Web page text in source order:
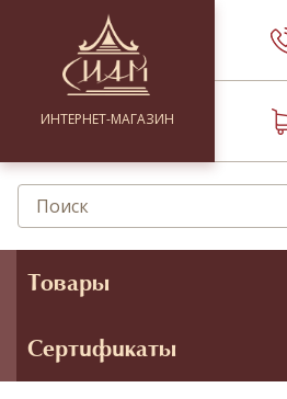
ИНТЕРНЕТ-МАГАЗИН
Товары
Сертификаты